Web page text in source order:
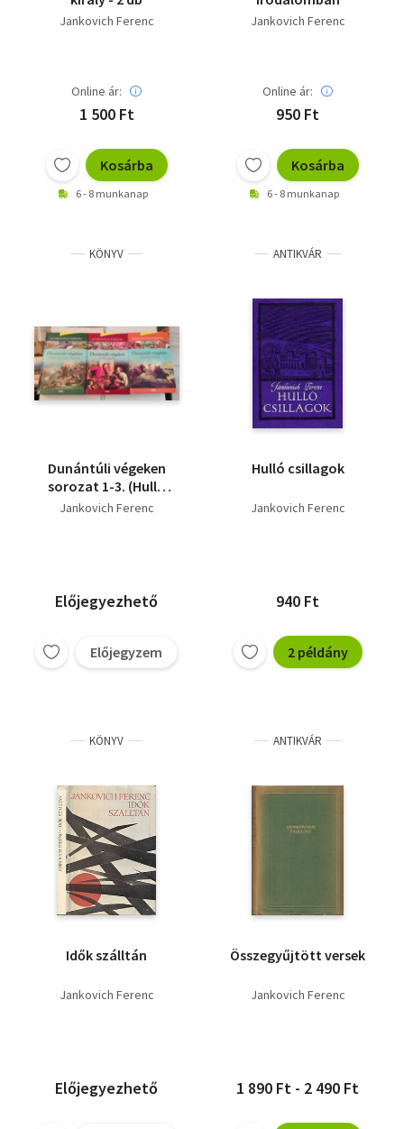
Jankovich Ferenc
Online ár:
1 500 Ft
Kosárba
6 - 8 munkanap
Jankovich Ferenc
Online ár:
950 Ft
Kosárba
6 - 8 munkanap
KÖNYV
Dunántúli végeken
sorozat 1-3. (Hulló
csillagok, A tél fiai,
Jankovich Ferenc
Előjegyezhető
Előjegyzem
ANTIKVÁR
Hulló csillagok
Jankovich Ferenc
940 Ft
2 példány
KÖNYV
Idők szálltán
Jankovich Ferenc
Előjegyezhető
ANTIKVÁR
Összegyűjtött versek
Jankovich Ferenc
1 890 Ft - 2 490 Ft